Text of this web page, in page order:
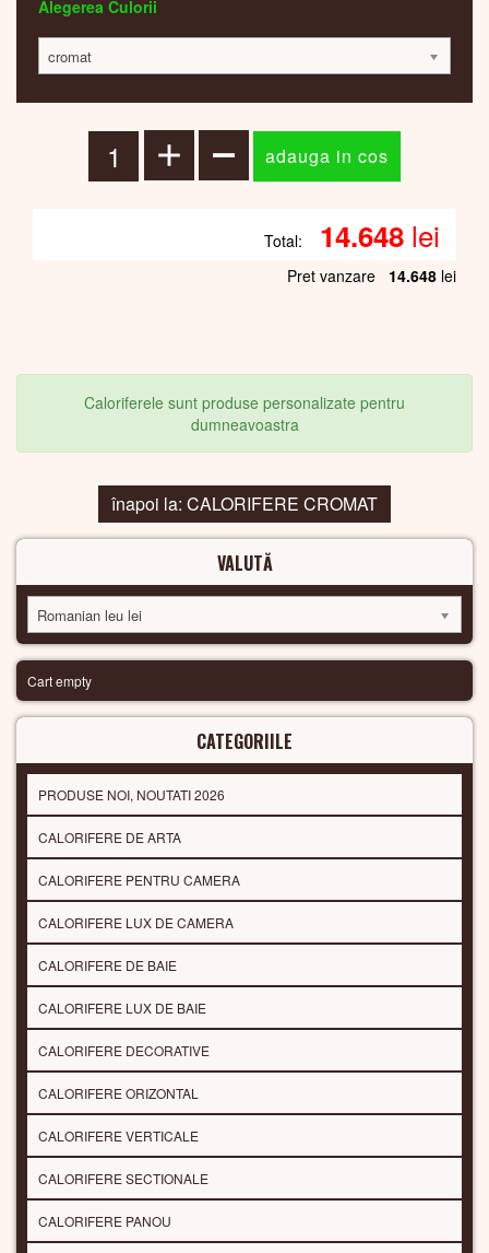
Alegerea Culorii
cromat
Total: 14.648 lei
Pret vanzare 14.648 lei
Caloriferele sunt produse personalizate pentru
dumneavoastra
înapoi la: CALORIFERE CROMAT
VALUTĂ
Romanian leu lei
Cart empty
CATEGORIILE
PRODUSE NOI, NOUTATI 2026
CALORIFERE DE ARTA
CALORIFERE PENTRU CAMERA
CALORIFERE LUX DE CAMERA
CALORIFERE DE BAIE
CALORIFERE LUX DE BAIE
CALORIFERE DECORATIVE
CALORIFERE ORIZONTAL
CALORIFERE VERTICALE
CALORIFERE SECTIONALE
CALORIFERE PANOU